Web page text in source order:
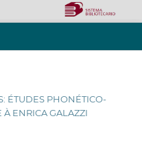
ÉTUDES PHONÉTICO-
ENRICA GALAZZI